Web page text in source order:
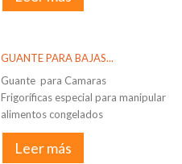
GUANTE PARA BAJAS...
Guante para Camaras
Frigoríficas especial para manipular
alimentos congelados
Leer más